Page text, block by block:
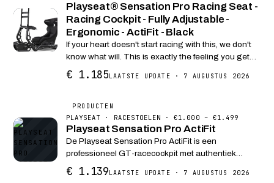
Playseat® Sensation Pro Racing Seat -
Racing Cockpit - Fully Adjustable -
Ergonomic - ActiFit - Black
If your heart doesn't start racing with this, we don't
know what will. This is exactly the feeling you get
from the Playseat® Sensation PRO. This is the sim
racing cockpit used by WRC and FIA drivers...
€ 1.185LAATSTE UPDATE · 7 AUGUSTUS 2026
PRODUCTEN
PLAYSEAT · RACESTOELEN · €1.000 – €1.499
Playseat Sensation Pro ActiFit
De Playseat Sensation Pro ActiFit is een
professioneel GT-racecockpit met authentiek
racestoelontwerp, ActiFit™-stof voor ventilatie en
robuuste stalen constructie die direct-drive sturen
€ 1.139LAATSTE UPDATE · 7 AUGUSTUS 2026